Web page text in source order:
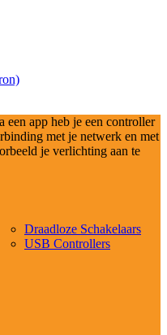
een app heb je een controller
met je netwerk en met
je verlichting aan te
Draadloze Schakelaars
USB Controllers